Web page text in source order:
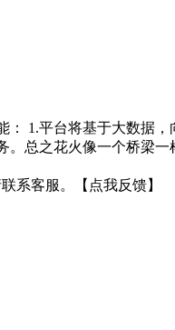
1.平台将基于大数据
总之花火像一个桥梁
系客服。
【点我反馈】